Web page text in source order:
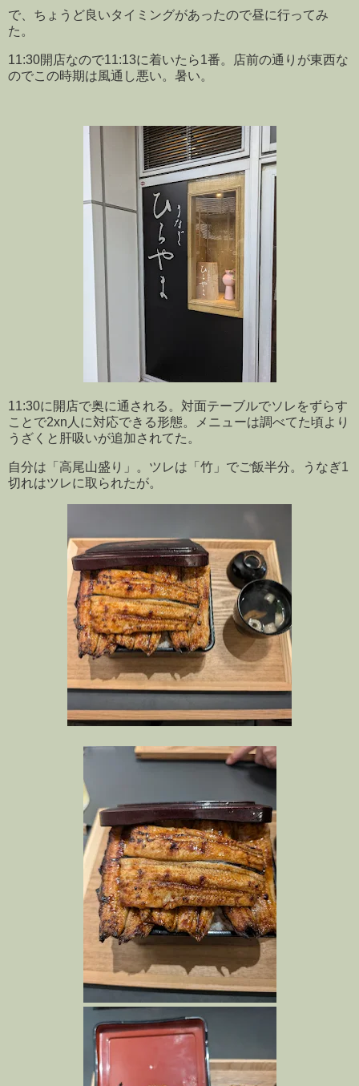
で、ちょうど良いタイミングがあったので昼に行ってみ
た。
11:30開店なので11:13に着いたら1番。店前の通りが東西な
のでこの時期は風通し悪い。暑い。
11:30に開店で奥に通される。対面テーブルでソレをずらす
ことで2xn人に対応できる形態。メニューは調べてた頃より
うざくと肝吸いが追加されてた。
自分は「高尾山盛り」。ツレは「竹」でご飯半分。うなぎ1
切れはツレに取られたが。